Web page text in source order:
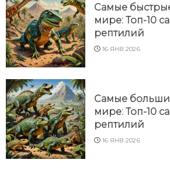
Самые
мире: Топ-10
рептилий
16 ЯНВ 2026
Самые
мире: Топ-10
рептилий
16 ЯНВ 2026